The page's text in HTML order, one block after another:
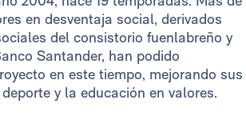
en desventaja social, derivados
del consistorio fuenlabreño y
Santander, han podido
en este tiempo, mejorando sus
y la educación en valores.